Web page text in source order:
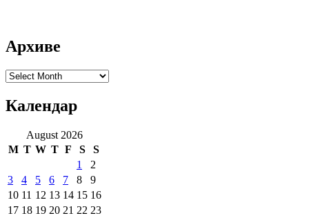
Архиве
Архиве
Календар
August 2026
M T W T F S
S
1
2
3
4 5 6 7 8
9
10 11 12 13 14 15 16
17 18 19 20 21 22 23